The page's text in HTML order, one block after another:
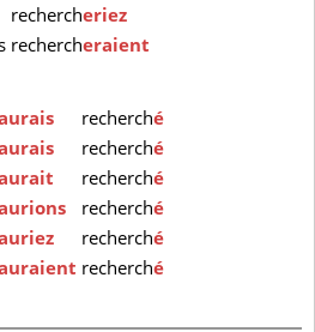
rechercheriez
rechercheraient
recherché
recherché
recherché
recherché
recherché
recherché